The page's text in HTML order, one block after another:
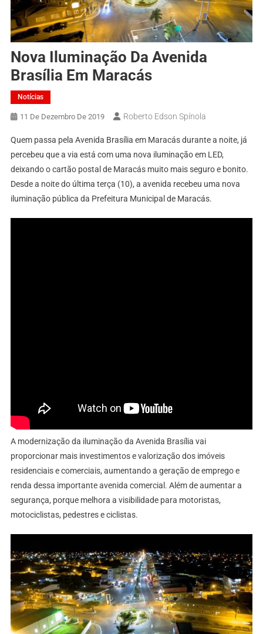
Nova Iluminação Da Avenida
Brasília Em Maracás
Notícias
11 De Dezembro De 2019 Roberto Edson Spínola
Quem passa pela Avenida Brasília em Maracás durante a noite, já
percebeu que a via está com uma nova iluminação em LED,
deixando o cartão postal de Maracás muito mais seguro e bonito.
Desde a noite do última terça (10), a avenida recebeu uma nova
iluminação pública da Prefeitura Municipal de Maracás.
A modernização da iluminação da Avenida Brasília vai
proporcionar mais investimentos e valorização dos imóveis
residenciais e comerciais, aumentando a geração de emprego e
renda dessa importante avenida comercial. Além de aumentar a
segurança, porque melhora a visibilidade para motoristas,
motociclistas, pedestres e ciclistas.